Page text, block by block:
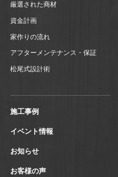
厳選された商材
資金計画
家作りの流れ
アフターメンテナンス・保証
松尾式設計術
施工事例
イベント情報
お知らせ
お客様の声